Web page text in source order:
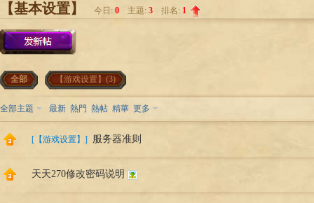
天
›
【基本设置】 今日: 0 主題: 3 排名: 1
全部 【游戏设置】(3)
全部主題 最新 熱門 熱帖 精華 更多
[ 【游戏设置】 ] 服务器准则
天天270修改密码说明